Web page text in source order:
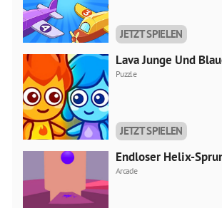
JETZT SPIELEN
Lava Junge Und
Puzzle
JETZT SPIELEN
Endloser Helix-
Arcade